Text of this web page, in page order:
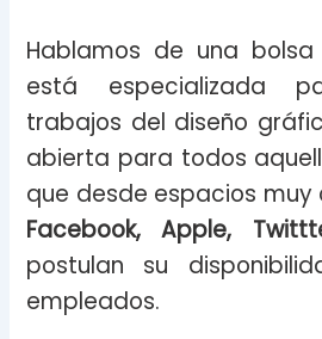
Hablamos de una
está especializada
trabajos del diseño
abierta para todos
que desde espacios
Facebook, Apple,
postulan su
empleados.